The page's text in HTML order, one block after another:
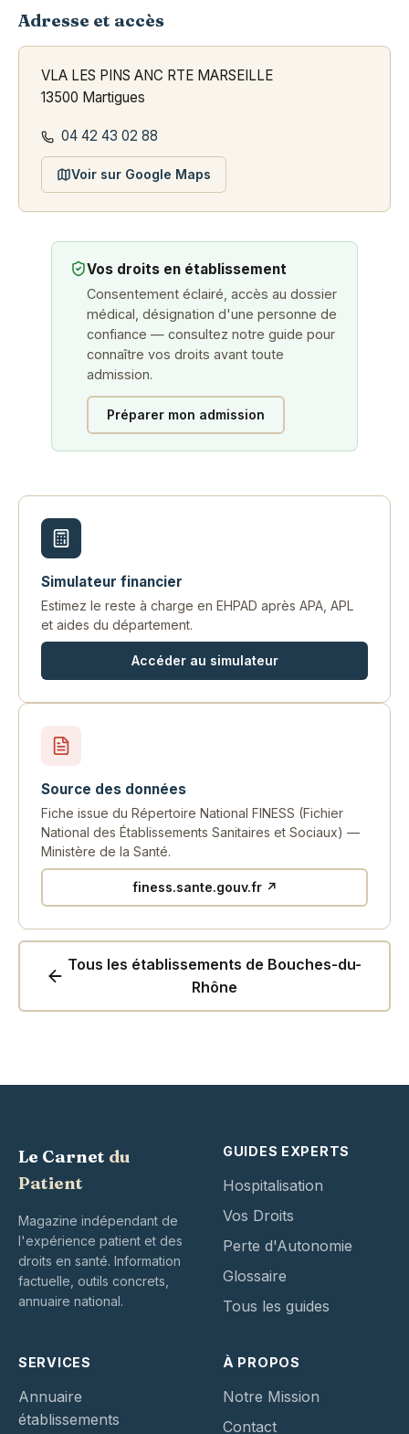
Adresse et accès
VLA LES PINS ANC RTE MARSEILLE
13500 Martigues
04 42 43 02 88
Voir sur Google Maps
Vos droits en établissement
Consentement éclairé, accès au dossier
médical, désignation d'une personne de
confiance — consultez notre guide pour
connaître vos droits avant toute
admission.
Préparer mon admission
Simulateur financier
Estimez le reste à charge en EHPAD après APA, APL
et aides du département.
Accéder au simulateur
Source des données
Fiche issue du Répertoire National FINESS (Fichier
National des Établissements Sanitaires et Sociaux) —
Ministère de la Santé.
finess.sante.gouv.fr ↗
Tous les établissements de Bouches-du-
Rhône
Le Carnet du
Patient
Magazine indépendant de
l'expérience patient et des
droits en santé. Information
factuelle, outils concrets,
annuaire national.
GUIDES EXPERTS
Hospitalisation
Vos Droits
Perte d'Autonomie
Glossaire
Tous les guides
SERVICES
Annuaire
établissements
À PROPOS
Notre Mission
Contact